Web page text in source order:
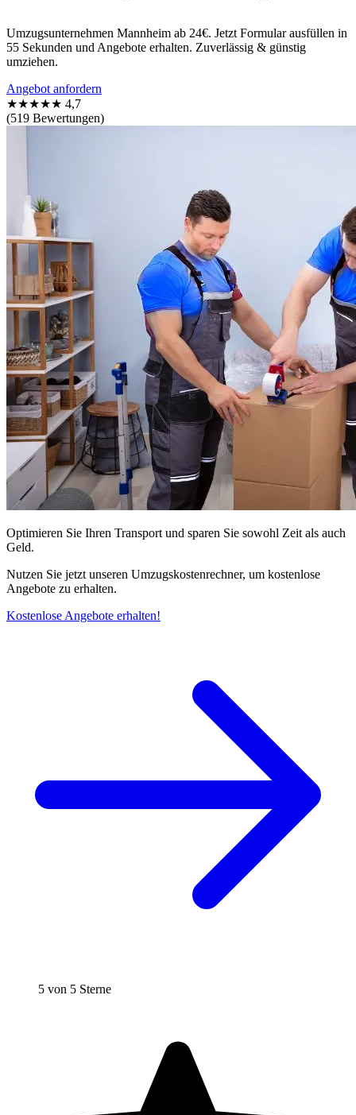
Umzugsunternehmen Mannheim ab 24€. Jetzt Formular ausfüllen in
55 Sekunden und Angebote erhalten. Zuverlässig & günstig
umziehen.
Angebot anfordern
★★★★★ 4,7
(519 Bewertungen)
Optimieren Sie Ihren Transport und sparen Sie sowohl Zeit als auch
Geld.
Nutzen Sie jetzt unseren Umzugskostenrechner, um kostenlose
Angebote zu erhalten.
Kostenlose Angebote erhalten!
5 von 5 Sterne